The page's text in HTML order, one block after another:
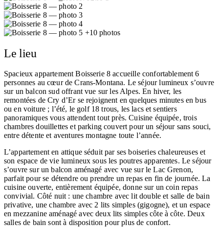
+10 photos
Le lieu
Spacieux appartement Boisserie 8 accueille confortablement 6
personnes au cœur de Crans-Montana. Le séjour lumineux s’ouvre
sur un balcon sud offrant vue sur les Alpes. En hiver, les
remontées de Cry d’Er se rejoignent en quelques minutes en bus
ou en voiture ; l’été, le golf 18 trous, les lacs et sentiers
panoramiques vous attendent tout près. Cuisine équipée, trois
chambres douillettes et parking couvert pour un séjour sans souci,
entre détente et aventures montagne toute l’année.
L’appartement en attique séduit par ses boiseries chaleureuses et
son espace de vie lumineux sous les poutres apparentes. Le séjour
s’ouvre sur un balcon aménagé avec vue sur le Lac Grenon,
parfait pour se détendre ou prendre un repas en fin de journée. La
cuisine ouverte, entièrement équipée, donne sur un coin repas
convivial. Côté nuit : une chambre avec lit double et salle de bain
privative, une chambre avec 2 lits simples (gigogne), et un espace
en mezzanine aménagé avec deux lits simples côte à côte. Deux
salles de bain sont à disposition pour plus de confort.